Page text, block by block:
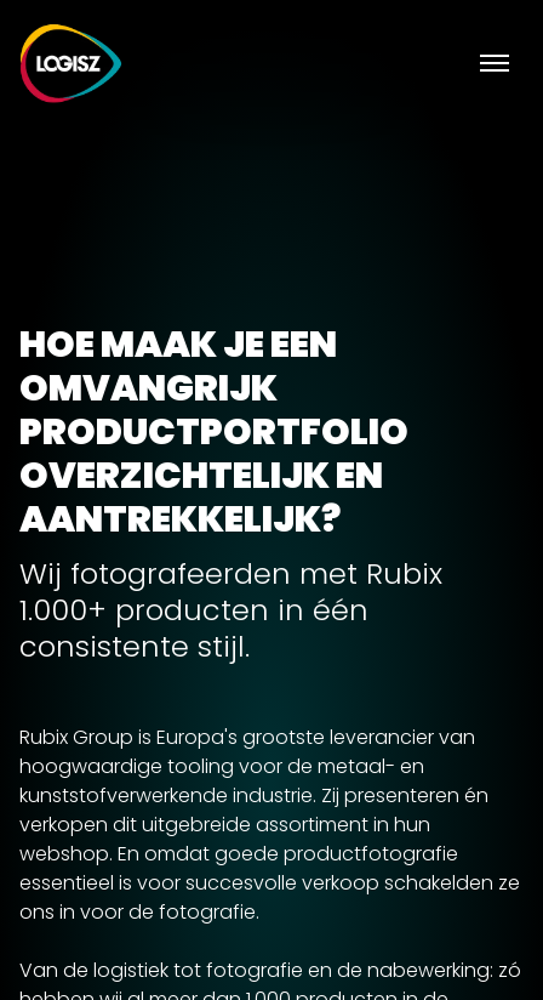
HOE MAAK JE EEN
OMVANGRIJK
PRODUCTPORTFOLIO
OVERZICHTELIJK EN
AANTREKKELIJK?
Wij fotografeerden met Rubix
1.000+ producten in één
consistente stijl.
Rubix Group is Europa's grootste leverancier van
hoogwaardige tooling voor de metaal- en
kunststofverwerkende industrie. Zij presenteren én
verkopen dit uitgebreide assortiment in hun
webshop. En omdat goede productfotografie
essentieel is voor succesvolle verkoop schakelden ze
ons in voor de fotografie.
Van de logistiek tot fotografie en de nabewerking: zó